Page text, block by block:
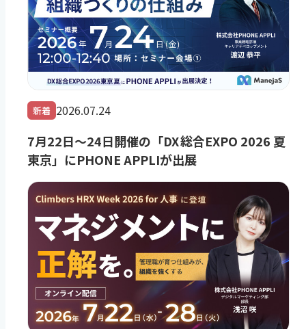
新着 2026.07.24
7月22日～24日開催の「DX 総合EXPO 2026 夏
東京」にPHONE APPLIが出展